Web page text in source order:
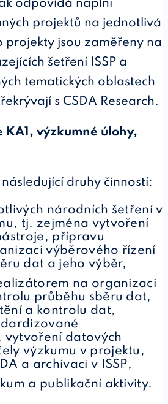
odpovídá náplni
projektů na jednotlivá
projekty jsou zaměřeny na
šetření ISSP a
tematických oblastech
s CSDA Research.
KA1, výzkumné úlohy,
druhy činností:
národních šetření v
tj. zejména vytvoření
přípravu
výběrového řízení
dat a jeho výběr,
na organizaci
průběhu sběru dat,
a kontrolu dat,
vytvoření datových
výzkumu v projektu,
a archivaci v ISSP,
a publikační aktivity.